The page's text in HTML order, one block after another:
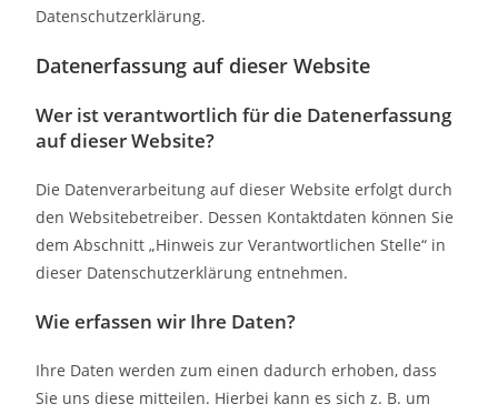
Datenschutzerklärung.
Datenerfassung auf dieser Website
Wer ist verantwortlich für die Datenerfassung
auf dieser Website?
Die Datenverarbeitung auf dieser Website erfolgt durch
den Websitebetreiber. Dessen Kontaktdaten können Sie
dem Abschnitt „Hinweis zur Verantwortlichen Stelle“ in
dieser Datenschutzerklärung entnehmen.
Wie erfassen wir Ihre Daten?
Ihre Daten werden zum einen dadurch erhoben, dass
Sie uns diese mitteilen. Hierbei kann es sich z. B. um